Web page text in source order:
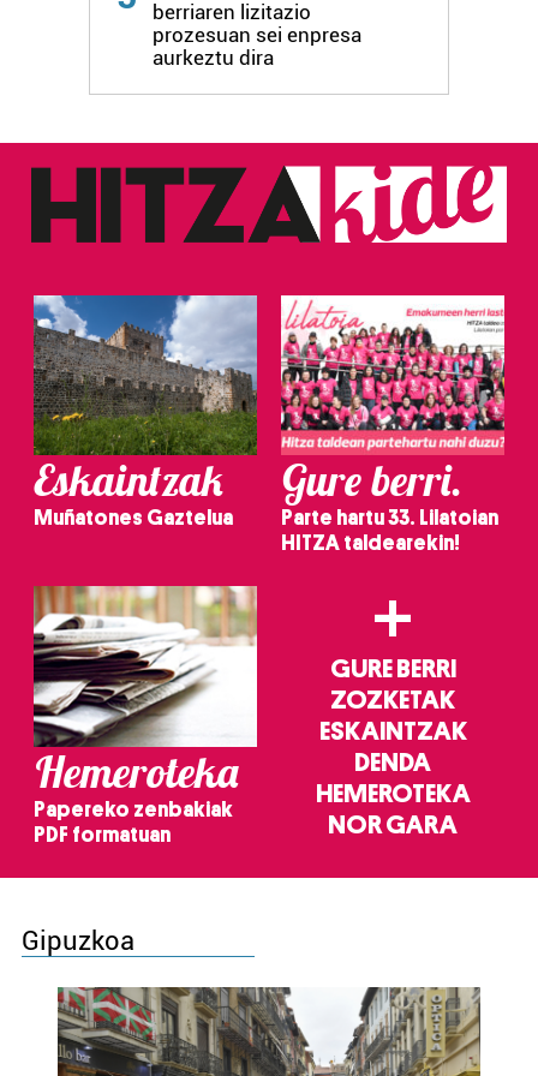
berriaren lizitazio
prozesuan sei enpresa
aurkeztu dira
Eskaintzak
Muñatones Gaztelua
Gure berri.
Parte hartu 33. Lilatoian
HITZA taldearekin!
Hemeroteka
Papereko zenbakiak
PDF formatuan
+
GURE BERRI
ZOZKETAK
ESKAINTZAK
DENDA
HEMEROTEKA
NOR GARA
Gipuzkoa